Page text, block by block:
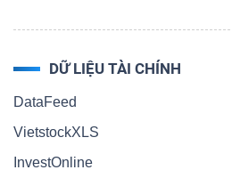
DỮ LIỆU TÀI CHÍNH
DataFeed
VietstockXLS
InvestOnline